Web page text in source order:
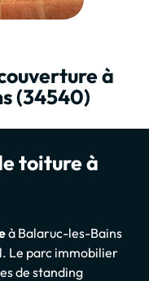
à
(34540)
toiture à
à Balaruc-les-Bains
Le parc immobilier
de standing